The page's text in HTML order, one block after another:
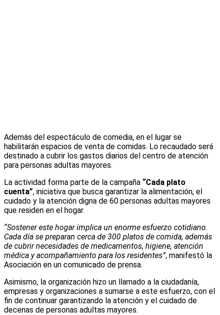
Además del espectáculo de comedia, en el lugar se
habilitarán espacios de venta de comidas. Lo recaudado será
destinado a cubrir los gastos diarios del centro de atención
para personas adultas mayores.
La actividad forma parte de la campaña “Cada plato
cuenta”, iniciativa que busca garantizar la alimentación, el
cuidado y la atención digna de 60 personas adultas mayores
que residen en el hogar.
“Sostener este hogar implica un enorme esfuerzo cotidiano.
Cada día se preparan cerca de 300 platos de comida, además
de cubrir necesidades de medicamentos, higiene, atención
médica y acompañamiento para los residentes”, manifestó la
Asociación en un comunicado de prensa.
Asimismo, la organización hizo un llamado a la ciudadanía,
empresas y organizaciones a sumarse a este esfuerzo, con el
fin de continuar garantizando la atención y el cuidado de
decenas de personas adultas mayores.